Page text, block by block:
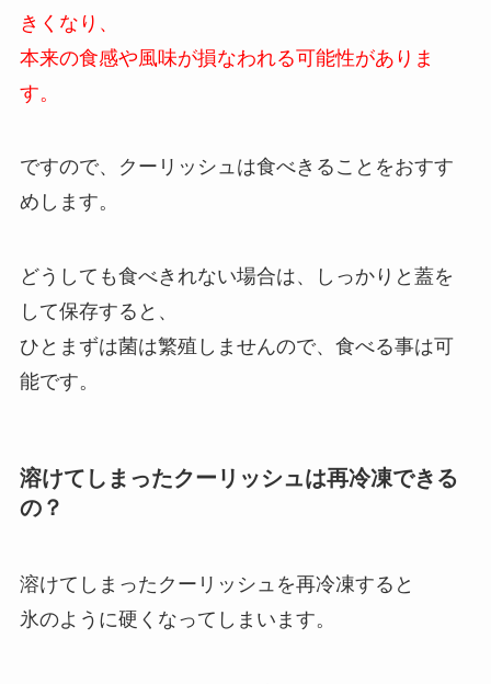
きくなり、
本来の食感や風味が損なわれる可能性がありま
す。
ですので、クーリッシュは食べきることをおすす
めします。
どうしても食べきれない場合は、しっかりと蓋を
して保存すると、
ひとまずは菌は繁殖しませんので、食べる事は可
能です。
溶けてしまったクーリッシュは再冷凍できる
の？
溶けてしまったクーリッシュを再冷凍すると
氷のように硬くなってしまいます。